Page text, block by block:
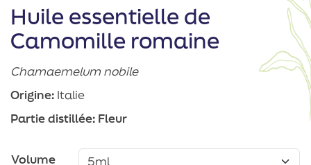
Huile essentielle de
Camomille romaine
Chamaemelum nobile
Origine: Italie
Partie distillée: Fleur
Volume